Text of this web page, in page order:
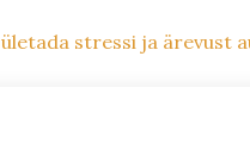
stressi ja ärevust